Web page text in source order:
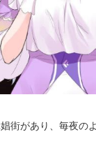
街があり、毎夜